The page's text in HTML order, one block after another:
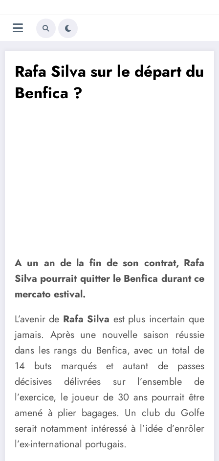
au
contenu
Trivela
L'actualité du football
Rafa Silva sur le départ du
Benfica ?
A un an de la fin de son contrat, Rafa
Silva pourrait quitter le Benfica durant ce
mercato estival.
L’avenir de Rafa Silva est plus incertain que
jamais. Après une nouvelle saison réussie
dans les rangs du Benfica, avec un total de
14 buts marqués et autant de passes
décisives délivrées sur l’ensemble de
l’exercice, le joueur de 30 ans pourrait être
amené à plier bagages. Un club du Golfe
serait notamment intéressé à l’idée d’enrôler
l’ex-international portugais.